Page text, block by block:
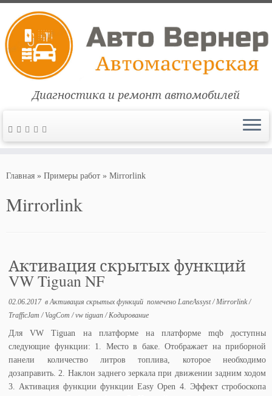
Диагностика и ремонт автомобилей
Главная » Примеры работ » Mirrorlink
Mirrorlink
Активация скрытых функций
VW Tiguan NF
02.06.2017вАктивация скрытых функций помечено LaneAssyst/ Mirrorlink/
TrafficJam/ VagCom/vw tiguan/ Кодирование
Для VW Tiguan на платформе на платформе mqb доступны
следующие функции: 1. Место в баке. Отображает на приборной
панели количество литров топлива, которое необходимо
дозаправить. 2. Наклон заднего зеркала при движении задним ходом
3. Активация функции функции Easy Open 4. Эффект стробоскопа